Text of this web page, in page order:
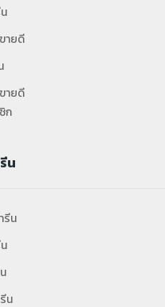
ายดี
ายดี
ก
น
รีน
น